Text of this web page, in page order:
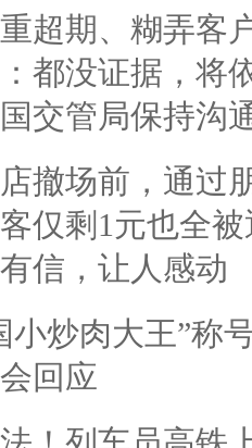
超期、糊弄客
都没证据，将
交管局保持沟
撤场前，通过
仅剩1元也全
信，让人感动
小炒肉大王”称
回应